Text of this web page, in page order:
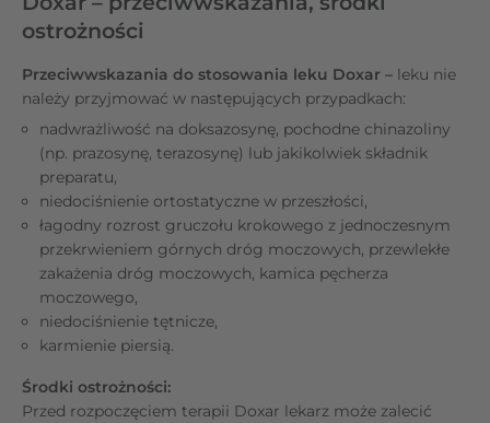
ostrożności
Przeciwwskazania do stosowania leku Doxar – leku nie
należy przyjmować w następujących przypadkach:
nadwrażliwość na doksazosynę, pochodne chinazoliny
(np. prazosynę, terazosynę) lub jakikolwiek składnik
preparatu,
niedociśnienie ortostatyczne w przeszłości,
łagodny rozrost gruczołu krokowego z jednoczesnym
przekrwieniem górnych dróg moczowych, przewlekłe
zakażenia dróg moczowych, kamica pęcherza
moczowego,
niedociśnienie tętnicze,
karmienie piersią.
Środki ostrożności:
Przed rozpoczęciem terapii Doxar lekarz może zalecić